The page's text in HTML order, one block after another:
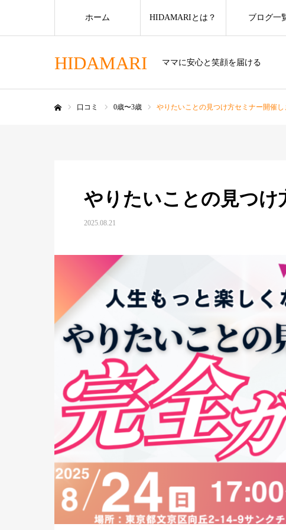
HIDAMARI ママに安心と笑顔を届ける
ホーム HIDAMARIとは？ ブログ一
口コミ 0歳〜3歳 やりたいことの見つけ方セミナー開催し
やりたいことの見つけ
2025.08.21